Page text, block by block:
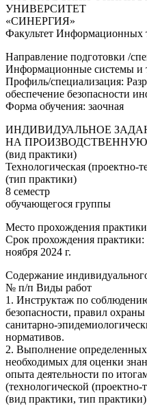
УНИВЕРСИТЕТ
«СИНЕРГИЯ»
Факультет Информационных
Направление подготовки /
Информационные системы и
Профиль/специализация:
обеспечение безопасности
Форма обучения: заочная
ИНДИВИДУАЛЬНОЕ
НА
(вид практики)
Технологическая (проектно-
(тип практики)
8 семестр
обучающегося группы
Место прохождения
Срок прохождения практики:
ноября 2024 г.
Содержание
№ п/п Виды работ
1. Инструктаж по
безопасности, правил
санитарно-
нормативов.
2. Выполнение определенных
необходимых для оценки
опыта деятельности по
(технологической
(вид практики, тип практики)